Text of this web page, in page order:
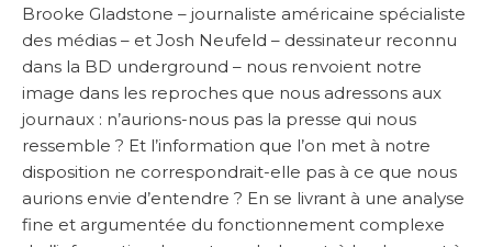
Brooke Gladstone – journaliste américaine spécialiste
des médias – et Josh Neufeld – dessinateur reconnu
dans la BD underground – nous renvoient notre
image dans les reproches que nous adressons aux
journaux : n’aurions-nous pas la presse qui nous
ressemble ? Et l’information que l’on met à notre
disposition ne correspondrait-elle pas à ce que nous
aurions envie d’entendre ? En se livrant à une analyse
fine et argumentée du fonctionnement complexe